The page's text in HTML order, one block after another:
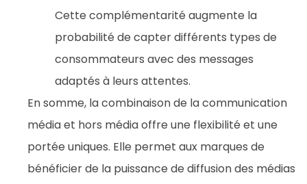
Cette complémentarité augmente la
probabilité de capter différents types de
consommateurs avec des messages
adaptés à leurs attentes.
En somme, la combinaison de la communication
média et hors média offre une flexibilité et une
portée uniques. Elle permet aux marques de
bénéficier de la puissance de diffusion des médias